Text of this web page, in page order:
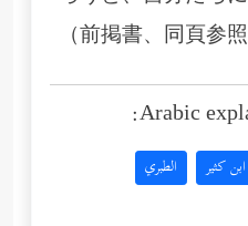
（前掲書、同頁参照
Arabic
ابن كثير الطبري